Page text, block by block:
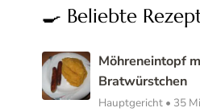
🍳 Beliebte
Möhreneintopf
Bratwürstchen
Hauptgericht • 35